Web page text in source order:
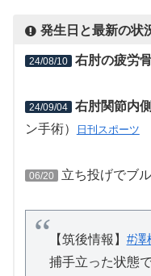
発生日と最新の状
24/08/10 右肘の疲労
24/09/04 右肘関節内
ン手術）
日刊スポーツ
06/20 立ち投げでブ
【筑後情報】 #澤
捕手立った状態